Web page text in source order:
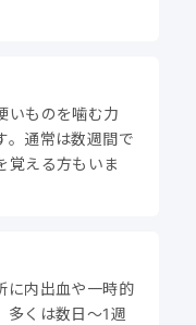
いものを噛む力
。通常は数週間で
覚える方もいま
に内出血や一時的
多くは数日〜1週